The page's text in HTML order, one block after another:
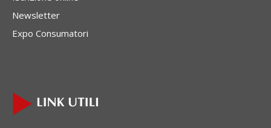
Newsletter
Expo Consumatori